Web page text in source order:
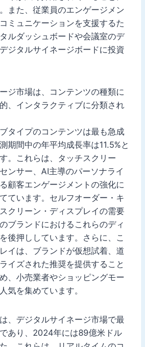
また、従業員のエンゲージメン
ミュニケーションを支援するた
ルダッシュボードや会議室のデ
ジタルサイネージボードに投資
ジ市場は、コンテンツの種類に
、インタラクティブに分類され
タイプのコンテンツは最も急成
期間中の年平均成長率は11.5%と
。これらは、タッチスクリー
ンサー、AI主導のパーソナライ
顧客エンゲージメントの強化に
ています。セルフオーダー・キ
クリーン・ディスプレイの需要
ブランドにおけるこれらのディ
後押ししています。さらに、こ
イは、ブランドが仮想試着、道
イズされた推奨を提供すること
、小売業者やショッピングモー
気を集めています。
、デジタルサイネージ市場で最
あり、2024年には89億米ドル